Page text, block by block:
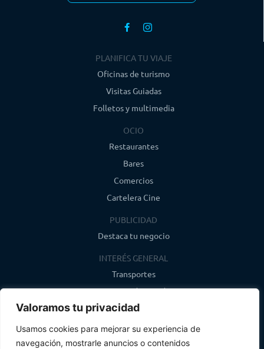
Valoramos tu privacidad
Usamos cookies para mejorar su experiencia de
navegación, mostrarle anuncios o contenidos
PLANIFICA TU VIAJE
Oficinas de turismo
Visitas Guiadas
Folletos y multimedia
OCIO
Restaurantes
Bares
Comercios
Cartelera Cine
PUBLICIDAD
Destaca tu negocio
INTERÉS GENERAL
Transportes
Farmacias de guardia
Canal de WhatsApp
Último boletín